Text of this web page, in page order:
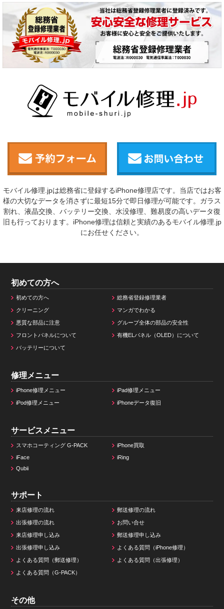
モバイル修理.jpは総務省に登録するiPhone修理店です。当店ではお客
様の大切なデータを消さずに最短15分で即日修理が可能です。ガラス
割れ、液晶交換、バッテリー交換、水没修理、難易度の高いデータ復
旧も行っております。iPhone修理は信頼と実績のあるモバイル修理.jp
にお任せください。
初めての方へ
初めての方へ 総務省登録修理業者
クリーニング マンガでわかる
悪質な部品に注意 グループ全体の部品の安全性
フロントパネルについて 有機ELパネル（OLED）について
バッテリーについて
修理メニュー
iPhone修理メニュー iPad修理メニュー
iPod修理メニュー iPhoneデータ復旧
サービスメニュー
スマホコーティング G-PACK
iPhone買取
iFace
iRing
Qubii
サポート
来店修理の流れ 郵送修理の流れ
出張修理の流れ お問い合せ
来店修理申し込み 郵送修理申し込み
出張修理申し込み よくある質問（iPhone修理）
よくある質問（郵送修理） よくある質問（出張修理）
よくある質問（G-PACK）
その他